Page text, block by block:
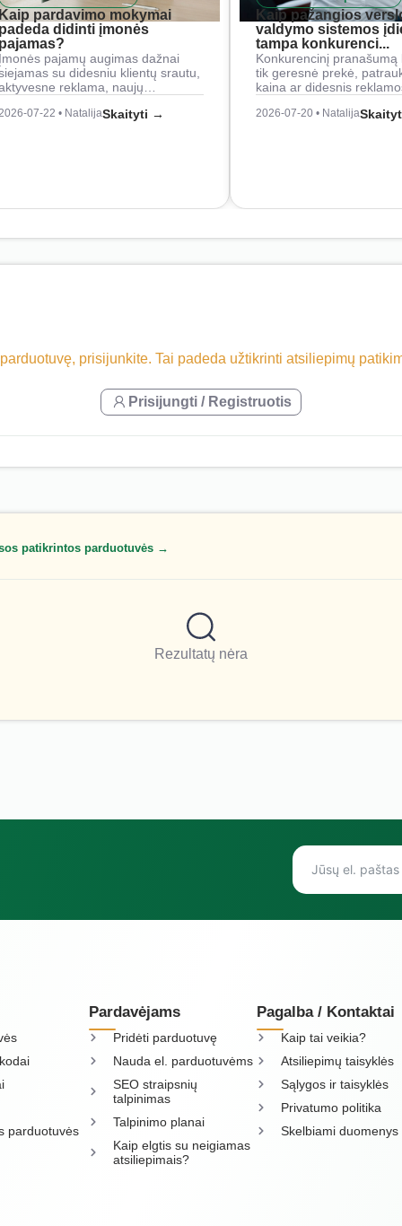
pardavimo mokymai
didinti įmonės
pajamų augimas dažnai
su didesniu klientų srautu,
reklama, naujų…
07-22 • NatalijaSkaityti →
Kaip pažangios
valdymo sistemos
tampa konkurenci...
Konkurencinį pranašumą
tik geresnė prekė,
kaina ar didesnis
2026-07-20 • Natalija
prisijunkite. Tai padeda užtikrinti atsiliepimų
Prisijungti / Registruotis
patikrintos parduotuvės →
Rezultatų nėra
parduotuvės
Pardavėjams
Pridėti parduotuvę
Nauda el. parduotuvėms
SEO straipsnių
talpinimas
Talpinimo planai
Kaip elgtis su neigiamas
atsiliepimais?
Pagalba / Kontaktai
Kaip tai veikia?
Atsiliepimų taisyklės
Sąlygos ir taisyklės
Privatumo politika
Skelbiami duomenys